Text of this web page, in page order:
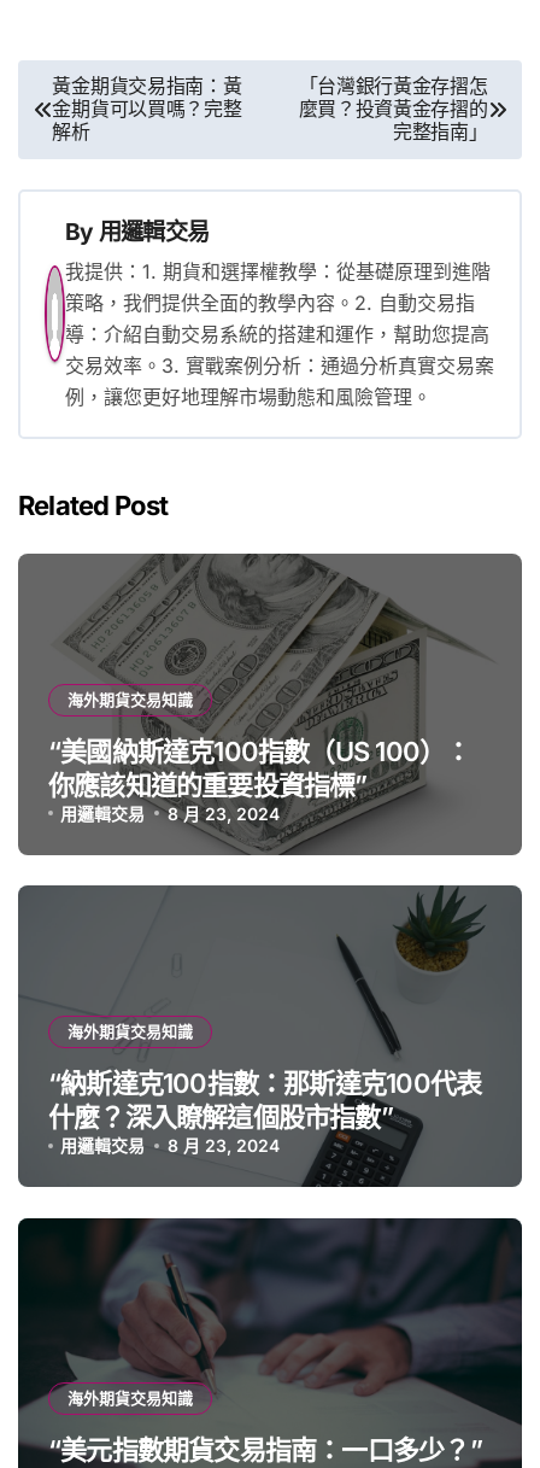
章
導
黃金期貨交易指南：黃
金期貨可以買嗎？完整
解析
「台灣銀行黃金存摺怎
麼買？投資黃金存摺的
完整指南」
By 用邏輯交易
我提供：1. 期貨和選擇權教學：從基礎原理到進階
策略，我們提供全面的教學內容。2. 自動交易指
導：介紹自動交易系統的搭建和運作，幫助您提高
交易效率。3. 實戰案例分析：通過分析真實交易案
例，讓您更好地理解市場動態和風險管理。
Related Post
海外期貨交易知識
“美國納斯達克100指數（US 100）：
你應該知道的重要投資指標”
用邏輯交易 8 月 23, 2024
海外期貨交易知識
“納斯達克100指數：那斯達克100代表
什麼？深入瞭解這個股市指數”
用邏輯交易 8 月 23, 2024
海外期貨交易知識
“美元指數期貨交易指南：一口多少？”